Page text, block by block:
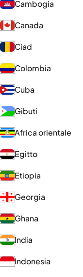
Cambogia
Canada
Ciad
Colombia
Cuba
Gibuti
Africa orientale
Egitto
Etiopia
Georgia
Ghana
India
Indonesia